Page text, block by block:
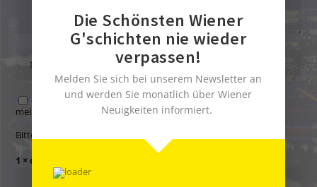
Name, E-Mail-Adresse und Website in diesem Browser für
meinen nächsten Kommentar speichern.
Bitte gib eine Antwort in Ziffern ein:
1 × drei =
Die Schönsten Wiener
G'schichten nie wieder
verpassen!
Melden Sie sich bei unserem Newsletter an
und werden Sie monatlich über Wiener
Neuigkeiten informiert.